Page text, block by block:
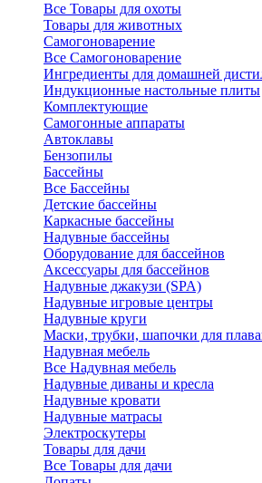
Все Товары для охоты
Товары для животных
Самогоноварение
Все Самогоноварение
Ингредиенты для домашней
Индукционные настольные плиты
Комплектующие
Самогонные аппараты
Автоклавы
Бензопилы
Бассейны
Все Бассейны
Детские бассейны
Каркасные бассейны
Надувные бассейны
Оборудование для бассейнов
Аксессуары для бассейнов
Надувные джакузи (SPA)
Надувные игровые центры
Надувные круги
Маски, трубки, шапочки для
Надувная мебель
Все Надувная мебель
Надувные диваны и кресла
Надувные кровати
Надувные матрасы
Электроскутеры
Товары для дачи
Все Товары для дачи